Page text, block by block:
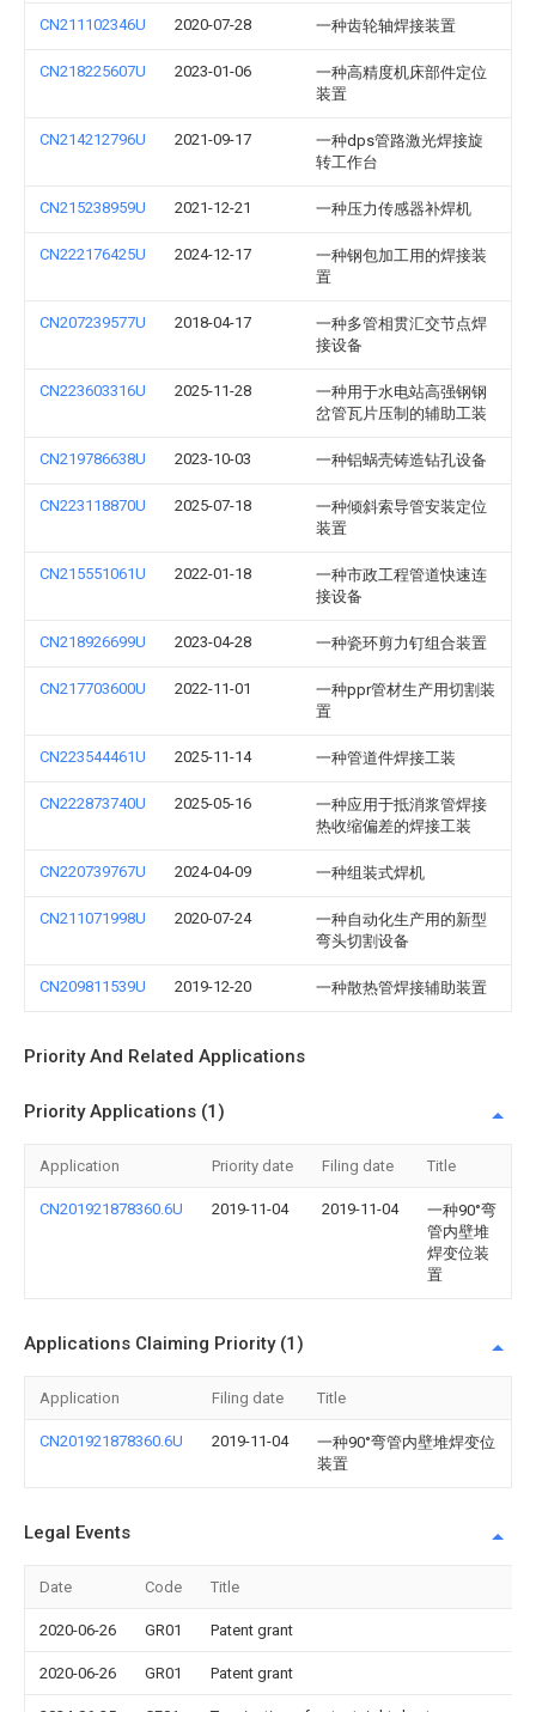
CN211102346U 2020-07-28 一种齿轮轴焊接装置
CN218225607U 2023-01-06
一种高精度机床部件定位
装置
CN214212796U 2021-09-17
一种dps管路激光焊接旋
转工作台
CN215238959U 2021-12-21 一种压力传感器补焊机
CN222176425U 2024-12-17
一种钢包加工用的焊接装
置
CN207239577U 2018-04-17
一种多管相贯汇交节点焊
接设备
CN223603316U 2025-11-28
一种用于水电站高强钢钢
岔管瓦片压制的辅助工装
CN219786638U 2023-10-03 一种铝蜗壳铸造钻孔设备
CN223118870U 2025-07-18
一种倾斜索导管安装定位
装置
CN215551061U 2022-01-18
一种市政工程管道快速连
接设备
CN218926699U 2023-04-28 一种瓷环剪力钉组合装置
CN217703600U 2022-11-01
一种ppr管材生产用切割装
置
CN223544461U 2025-11-14 一种管道件焊接工装
CN222873740U 2025-05-16
一种应用于抵消浆管焊接
热收缩偏差的焊接工装
CN220739767U 2024-04-09 一种组装式焊机
CN211071998U 2020-07-24
一种自动化生产用的新型
弯头切割设备
CN209811539U 2019-12-20 一种散热管焊接辅助装置
Priority And Related Applications
Priority Applications (1)
Application Priority date Filing date Title
CN201921878360.6U 2019-11-04 2019-11-04
一种90°弯
管内壁堆
焊变位装
置
Applications Claiming Priority (1)
Application Filing date Title
CN201921878360.6U 2019-11-04
一种90°弯管内壁堆焊变位
装置
Legal Events
Date Code Title
2020-06-26 GR01 Patent grant
2020-06-26 GR01 Patent grant